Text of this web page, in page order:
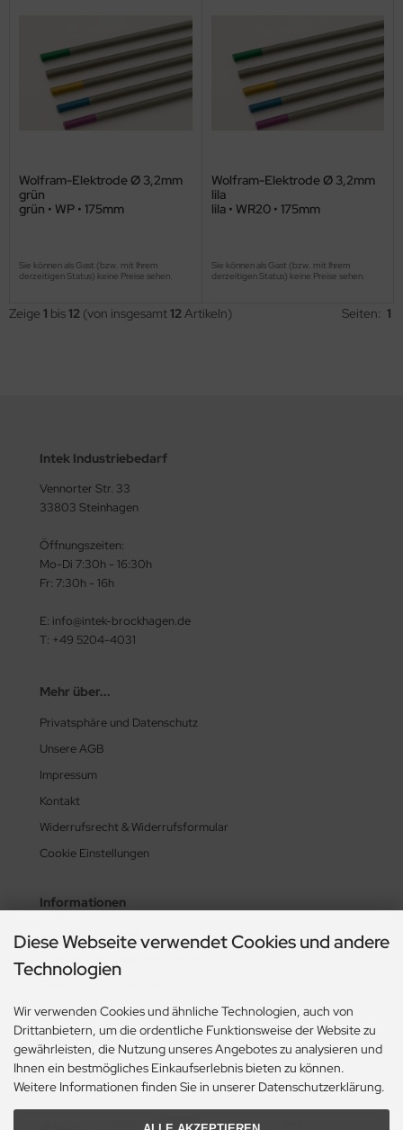
Wolfram-Elektrode Ø 3,2mm
grün
grün • WP • 175mm
Sie können als Gast (bzw. mit Ihrem
derzeitigen Status) keine Preise sehen.
Wolfram-Elektrode Ø 3,2mm
lila
lila • WR20 • 175mm
Sie können als Gast (bzw. mit Ihrem
derzeitigen Status) keine Preise sehen.
Zeige 1 bis12 (von insgesamt12Artikeln) Seiten: 1
Intek Industriebedarf
Vennorter Str. 33
33803 Steinhagen
Öffnungszeiten:
Mo-Di 7:30h - 16:30h
Fr: 7:30h - 16h
E: info@intek-brockhagen.de
T: +49 5204-4031
Mehr über...
Privatsphäre und Datenschutz
Unsere AGB
Impressum
Kontakt
Widerrufsrecht & Widerrufsformular
Cookie Einstellungen
Informationen
Zahlung & Versand
Lieferzeit & Lieferbedingungen
Historie? Fehlanzeige!
Aktionsheft Sommer 2026
Zahlungsmethoden
Diese Webseite verwendet Cookies und andere
Technologien
Wir verwenden Cookies und ähnliche Technologien, auch von
Drittanbietern, um die ordentliche Funktionsweise der Website zu
gewährleisten, die Nutzung unseres Angebotes zu analysieren und
Ihnen ein bestmögliches Einkaufserlebnis bieten zu können.
Weitere Informationen finden Sie in unserer Datenschutzerklärung.